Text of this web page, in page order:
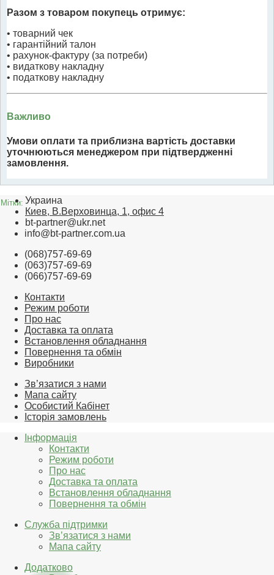
Разом з товаром покупець отримує:
• товарний чек
• гарантійний талон
• рахунок-фактуру (за потреби)
• видаткову накладну
• податкову накладну
Важливо
Умови оплати та приблизна вартість доставки
уточнюються менеджером при підтвердженні
замовлення.
Мітки: Украина
Киев, В.Верховинца, 1, офис 4
bt-partner@ukr.net
info@bt-partner.com.ua
(068)757-69-69
(063)757-69-69
(066)757-69-69
Контакти
Режим роботи
Про нас
Доставка та оплата
Встановлення обладнання
Повернення та обмін
Виробники
Зв’язатися з нами
Мапа сайту
Особистий Кабінет
Історія замовлень
Інформація
Контакти
Режим роботи
Про нас
Доставка та оплата
Встановлення обладнання
Повернення та обмін
Служба підтримки
Зв’язатися з нами
Мапа сайту
Додатково